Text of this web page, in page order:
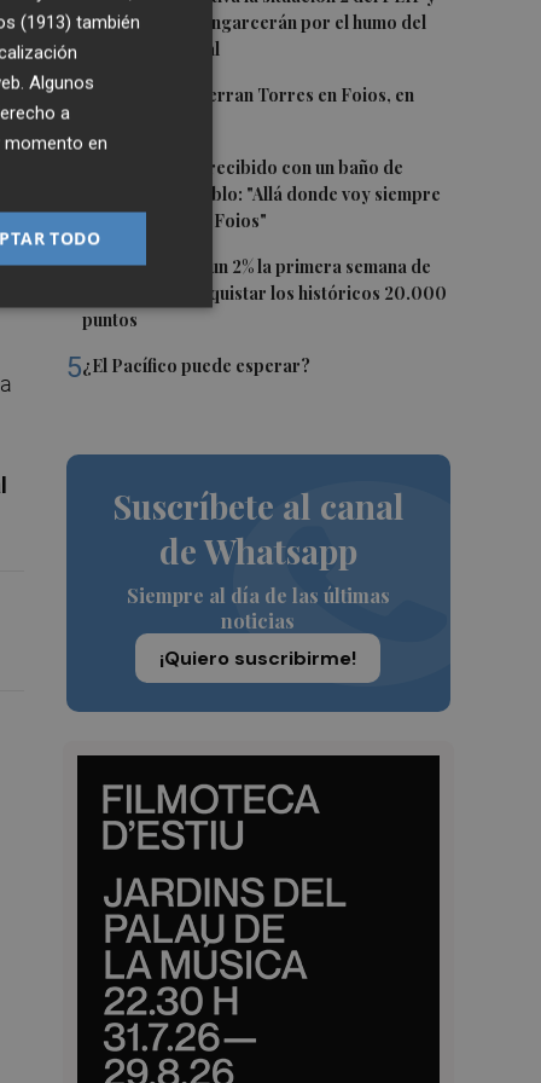
confina Sierra Engarcerán por el humo del
incendio forestal
2El homenaje a Ferran Torres en Foios, en
Ferran Torres, recibido con un baño de
masas en su pueblo: "Allá donde voy siempre
digo que soy de Foios"
4El Ibex 35 sube un 2% la primera semana de
agosto tras conquistar los históricos 20.000
puntos
5¿El Pacífico puede esperar?
Suscríbete al canal
de Whatsapp
Siempre al día de las últimas
noticias
¡Quiero suscribirme!
(1913) también
Algunos
a
momento en
TODO